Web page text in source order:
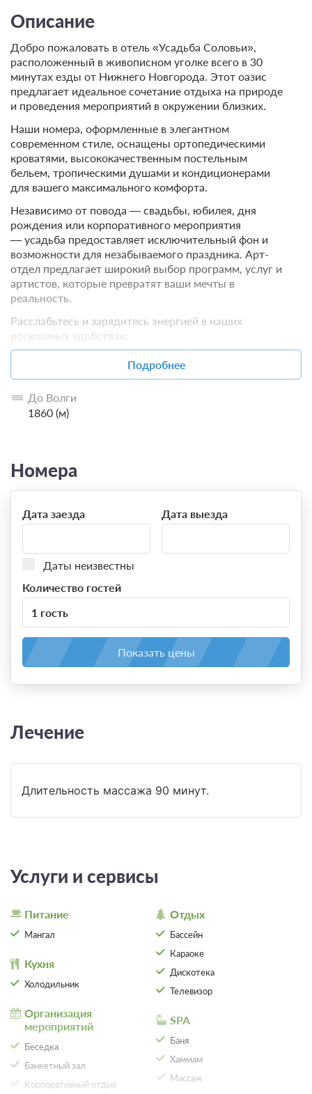
Описание
Добро пожаловать в отель «Усадьба Соловьи»,
расположенный в живописном уголке всего в 30
минутах езды от Нижнего Новгорода. Этот оазис
предлагает идеальное сочетание отдыха на природе
и проведения мероприятий в окружении близких.
Наши номера, оформленные в элегантном
современном стиле, оснащены ортопедическими
кроватями, высококачественным постельным
бельем, тропическими душами и кондиционерами
для вашего максимального комфорта.
Независимо от повода — свадьбы, юбилея, дня
рождения или корпоративного мероприятия
— усадьба предоставляет исключительный фон и
возможности для незабываемого праздника. Арт-
отдел предлагает широкий выбор программ, услуг и
артистов, которые превратят ваши мечты в
реальность.
Расслабьтесь и зарядитесь энергией в наших
роскошных удобствах:
традиционная русская баня на дровах,
Подробнее
До Волги
1860 (м)
Номера
Дата заезда Дата выезда
Даты неизвестны
Количество гостей
1 гость
Показать цены
Лечение
Длительность массажа 90 минут.
Услуги и сервисы
Питание
Мангал
Кухня
Холодильник
Организация
мероприятий
Беседка
Банкетный зал
Корпоративный отдых
Отдых
Бассейн
Караоке
Дискотека
Телевизор
SPA
Баня
Хаммам
Массаж